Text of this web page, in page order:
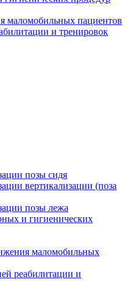
маломобильных пациентов
и тренировок
позы сидя
вертикализации (поза
позы лежа
и гигиенических
маломобильных
реабилитации и